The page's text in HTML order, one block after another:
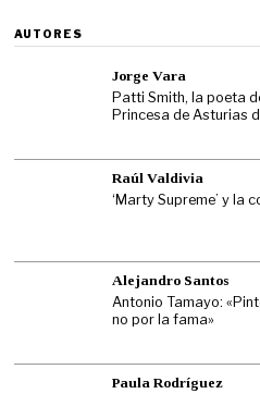
AUTORES
Jorge Vara
Patti Smith, la poeta
Princesa de Asturias
Raúl Valdivia
‘Marty Supreme’ y la
Alejandro Santos
Antonio Tamayo:
no por la fama»
Paula Rodríguez